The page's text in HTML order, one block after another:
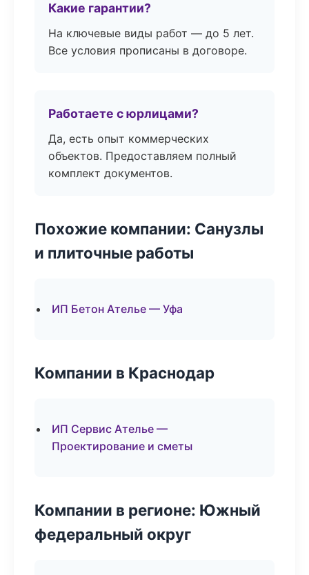
Какие гарантии?
На ключевые виды работ — до 5 лет.
Все условия прописаны в договоре.
Работаете с юрлицами?
Да, есть опыт коммерческих
объектов. Предоставляем полный
комплект документов.
Похожие компании: Санузлы
и плиточные работы
ИП Бетон Ателье — Уфа
Компании в Краснодар
ИП Сервис Ателье —
Проектирование и сметы
Компании в регионе: Южный
федеральный округ